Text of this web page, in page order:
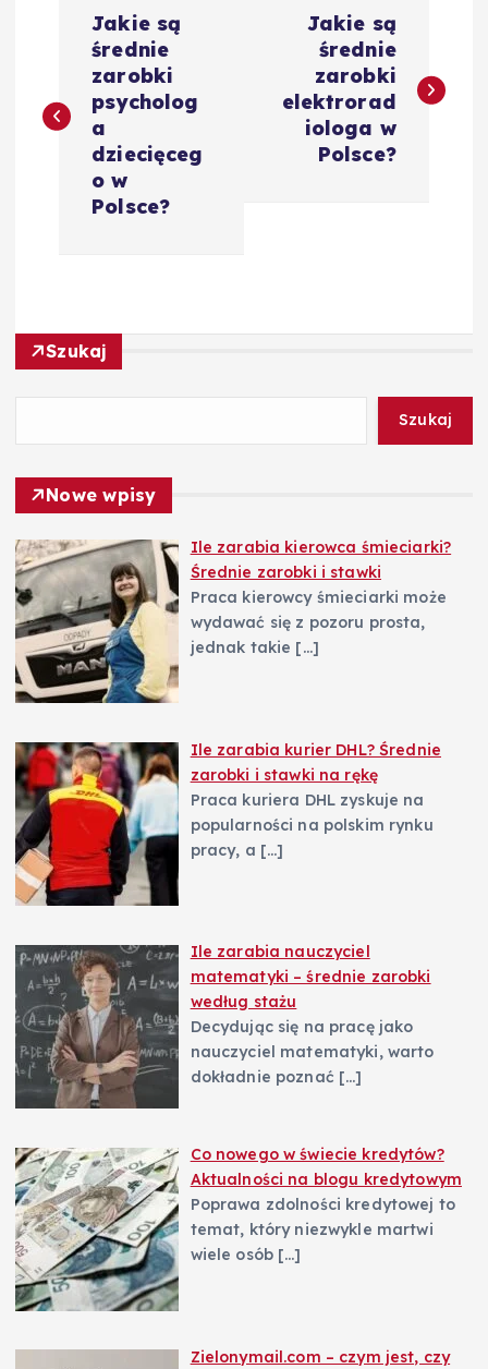
w
c
j
a
w
p
i
s
u
Jakie są
średnie
zarobki
psycholog
a
dziecięceg
o w
Polsce?
Jakie są
średnie
zarobki
elektrorad
iologa w
Polsce?
Szukaj
Szukaj
Nowe wpisy
Ile zarabia kierowca śmieciarki?
Średnie zarobki i stawki
Praca kierowcy śmieciarki może
wydawać się z pozoru prosta,
jednak takie […]
Ile zarabia kurier DHL? Średnie
zarobki i stawki na rękę
Praca kuriera DHL zyskuje na
popularności na polskim rynku
pracy, a […]
Ile zarabia nauczyciel
matematyki – średnie zarobki
według stażu
Decydując się na pracę jako
nauczyciel matematyki, warto
dokładnie poznać […]
Co nowego w świecie kredytów?
Aktualności na blogu kredytowym
Poprawa zdolności kredytowej to
temat, który niezwykle martwi
wiele osób […]
Zielonymail.com – czym jest, czy